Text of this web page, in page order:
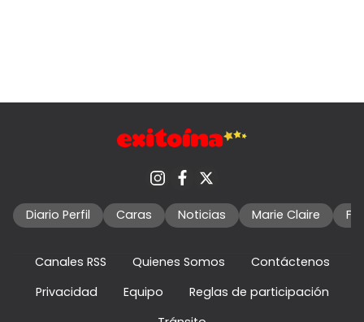
Diario Perfil Caras Noticias Marie Claire
Canales RSS Quienes Somos
Contáctenos
Privacidad
Equipo
Reglas de participación